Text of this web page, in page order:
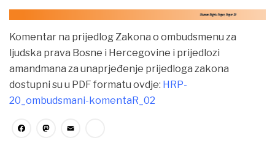
Komentar na prijedlog Zakona o ombudsmenu za
ljudska prava Bosne i Hercegovine i prijedlozi
amandmana za unaprjeđenje prijedloga zakona
dostupni su u PDF formatu ovdje: HRP-
20_ombudsmani-komentaR_02
Facebook
Mastodon